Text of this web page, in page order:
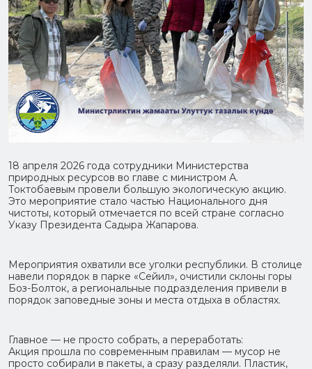
18 апреля 2026 года сотрудники Министерства
природных ресурсов во главе с министром А.
Токтобаевым провели большую экологическую акцию.
Это мероприятие стало частью Национального дня
чистоты, который отмечается по всей стране согласно
Указу Президента Садыра Жапарова.
Мероприятия охватили все уголки республики. В столице
навели порядок в парке «Сейил», очистили склоны горы
Боз-Болток, а региональные подразделения привели в
порядок заповедные зоны и места отдыха в областях.
Главное — не просто собрать, а переработать:
Акция прошла по современным правилам — мусор не
просто собирали в пакеты, а сразу разделяли. Пластик,